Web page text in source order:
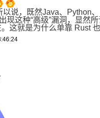
以说，既然Java、Python
现这种“高级”漏洞，显然
。这就是为什么单靠 Rust